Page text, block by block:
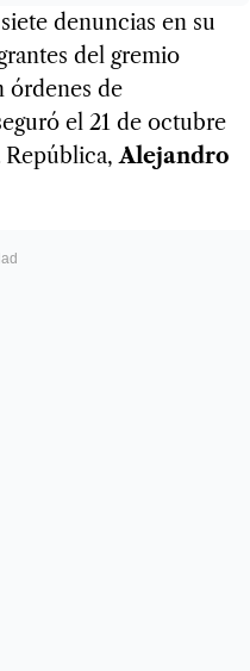
denuncias en su
del gremio
órdenes de
el 21 de octubre
República,Alejandro